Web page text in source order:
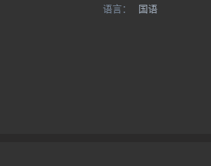
语言：
国语